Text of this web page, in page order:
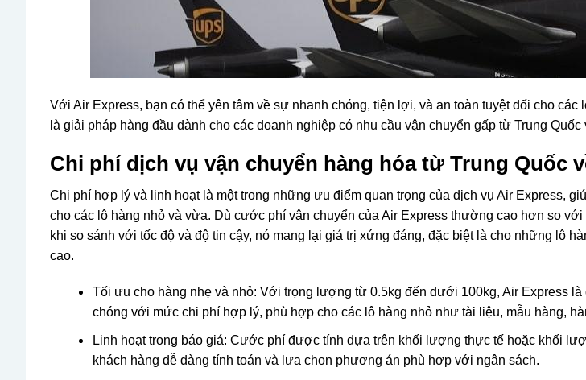
Với Air Express, bạn có thể yên tâm về sự nhanh chóng, tiện lợi, và an toàn tuyệt đối cho các
là giải pháp hàng đầu dành cho các doanh nghiệp có nhu cầu vận chuyển gấp từ Trung Quốc
Chi phí dịch vụ vận chuyển hàng hóa từ Trung Quốc
Chi phí hợp lý và linh hoạt là một trong những ưu điểm quan trọng của dịch vụ Air Express,
cho các lô hàng nhỏ và vừa. Dù cước phí vận chuyển của Air Express thường cao hơn so
khi so sánh với tốc độ và độ tin cậy, nó mang lại giá trị xứng đáng, đặc biệt là cho những lô
cao.
Tối ưu cho hàng nhẹ và nhỏ: Với trọng lượng từ 0.5kg đến dưới 100kg, Air Express là
chóng với mức chi phí hợp lý, phù hợp cho các lô hàng nhỏ như tài liệu, mẫu hàng,
Linh hoạt trong báo giá: Cước phí được tính dựa trên khối lượng thực tế hoặc khối
khách hàng dễ dàng tính toán và lựa chọn phương án phù hợp với ngân sách.